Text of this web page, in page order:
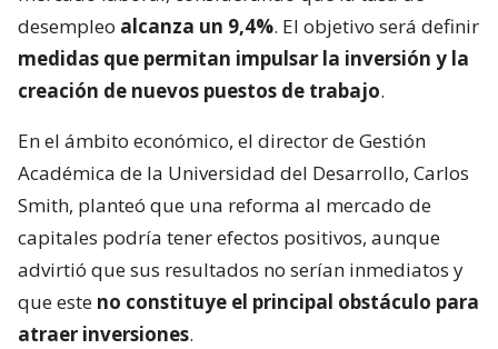
desempleo alcanza un 9,4%. El objetivo será definir
medidas que permitan impulsar la inversión y la
creación de nuevos puestos de trabajo.
En el ámbito económico, el director de Gestión
Académica de la Universidad del Desarrollo, Carlos
Smith, planteó que una reforma al mercado de
capitales podría tener efectos positivos, aunque
advirtió que sus resultados no serían inmediatos y
que este no constituye el principal obstáculo para
atraer inversiones.